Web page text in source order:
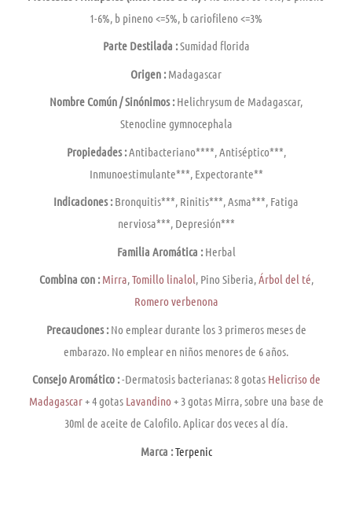
1-6%, b pineno <=5%, b cariofileno <=3%
Parte Destilada :Sumidad florida
Origen :Madagascar
Nombre Común / Sinónimos :Helichrysum de Madagascar,
Stenocline gymnocephala
Propiedades :Antibacteriano****, Antiséptico***,
Inmunoestimulante***, Expectorante**
Indicaciones :Bronquitis***, Rinitis***, Asma***, Fatiga
nerviosa***, Depresión***
Familia Aromática :Herbal
Combina con : Mirra,Tomillo linalol, Pino Siberia,Árbol del té,
Romero verbenona
Precauciones :No emplear durante los 3 primeros meses de
embarazo. No emplear en niños menores de 6 años.
Consejo Aromático :-Dermatosis bacterianas: 8 gotas Helicriso de
Madagascar+ 4 gotas Lavandino+ 3 gotas Mirra, sobre una base de
30ml de aceite de Calofilo. Aplicar dos veces al dí­a.
Marca :Terpenic